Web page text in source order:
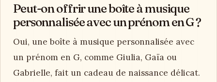
Peut-on offrir une boîte à musique
personnalisée avec un prénom en G ?
Oui, une boîte à musique personnalisée avec
un prénom en G, comme Giulia, Gaïa ou
Gabrielle, fait un cadeau de naissance délicat.